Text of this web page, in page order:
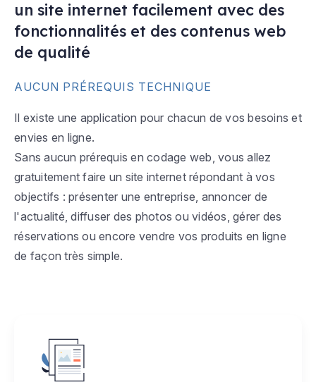
un site internet facilement avec des
fonctionnalités et des contenus web
de qualité
AUCUN PRÉREQUIS TECHNIQUE
Il existe une application pour chacun de vos besoins et
envies en ligne.
Sans aucun prérequis en codage web, vous allez
gratuitement faire un site internet répondant à vos
objectifs : présenter une entreprise, annoncer de
l'actualité, diffuser des photos ou vidéos, gérer des
réservations ou encore vendre vos produits en ligne
de façon très simple.